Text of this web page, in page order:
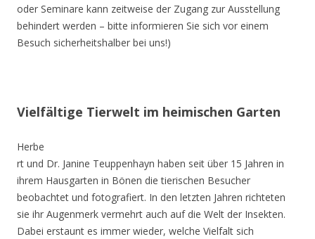
oder Seminare kann zeitweise der Zugang zur Ausstellung
behindert werden – bitte informieren Sie sich vor einem
Besuch sicherheitshalber bei uns!)
Vielfältige Tierwelt im heimischen Garten
Herbe
rt und Dr. Janine Teuppenhayn haben seit über 15 Jahren in
ihrem Hausgarten in Bönen die tierischen Besucher
beobachtet und fotografiert. In den letzten Jahren richteten
sie ihr Augenmerk vermehrt auch auf die Welt der Insekten.
Dabei erstaunt es immer wieder, welche Vielfalt sich